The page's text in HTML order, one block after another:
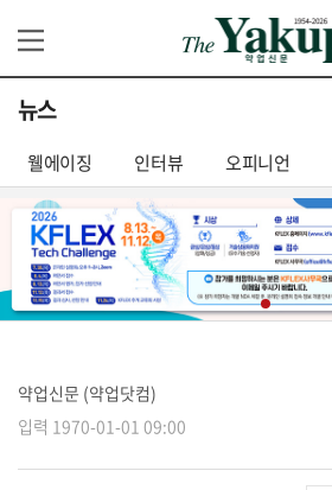
뉴스
웰에이징 인터뷰 오피니언
약업신문 (약업닷컴)
입력 1970-01-01 09:00